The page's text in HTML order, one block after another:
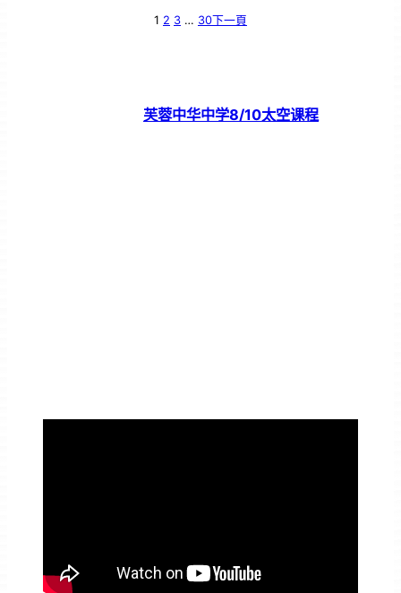
1 2 3 … 30下一頁
芙蓉中华中学8/10太空课程